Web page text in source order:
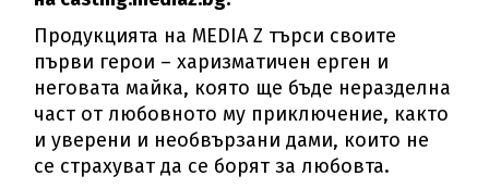
Продукцията на MEDIA Z търси своите
първи герои – харизматичен ерген и
неговата майка, която ще бъде неразделна
част от любовното му приключение, както
и уверени и необвързани дами, които не
се страхуват да се борят за любовта.